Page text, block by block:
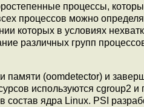
процессы,
процессов можно
которых в условиях
различных групп
памяти (oomdetector) и
используются cgroup2 и
состав ядра Linux. PSI